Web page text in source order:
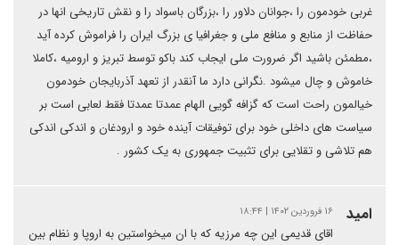
غربی خودمون را ،جوانان دلاور را ،بزرگان باسواد را و نقش تاریخی انها در
حفاظت از منابع و منافع ملی و جغرافیا ی بزرگ ایران را فراموش کرده آید
،مطمئن باشید اگر ضرورت ملی ایجاب کند باکو توسط تبریز و ارومیه ،کاملا
خاموش و چال میشود .نگرانی دارد ما آنقدر از تعهد آذربایجان خودمون
خیالمون راحت است که گزافه گویی الهام عمدتا عمدتا فقط لعابی است بر
سیاست های داخلی خود برای توفیقات آینده خود و ارودغان و اندکی اندکی
هم تلاشی و تقلایی برای تثبیت جمهوری به یک کشور .
امید ۱۶ فروردین ۱۴۰۲ | ۱۸:۴۴
اقای قدیمی این چه مرزیه که با ان میخواستین به اروپا و نظام بین